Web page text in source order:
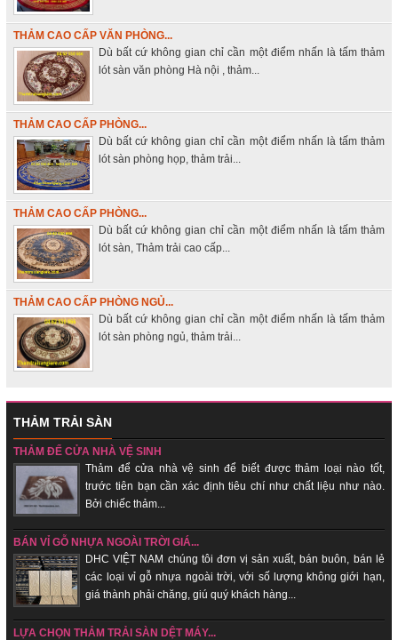
THẢM CAO CẤP VĂN PHÒNG...
Dù bất cứ không gian chỉ cần một điểm nhấn là tấm thảm
lót sàn văn phòng Hà nội , thảm...
THẢM CAO CẤP PHÒNG...
Dù bất cứ không gian chỉ cần một điểm nhấn là tấm thảm
lót sàn phòng họp, thảm trải...
THẢM CAO CẤP PHÒNG...
Dù bất cứ không gian chỉ cần một điểm nhấn là tấm thảm
lót sàn, Thảm trải cao cấp...
THẢM CAO CẤP PHÒNG NGỦ...
Dù bất cứ không gian chỉ cần một điểm nhấn là tấm thảm
lót sàn phòng ngủ, thảm trải...
THẢM TRẢI SÀN
THẢM ĐỂ CỬA NHÀ VỆ SINH
Thảm để cửa nhà vệ sinh để biết được thảm loại nào tốt,
trước tiên bạn cần xác định tiêu chí như chất liệu như nào.
Bởi chiếc thảm...
BÁN VỈ GỖ NHỰA NGOÀI TRỜI GIÁ...
DHC VIỆT NAM chúng tôi đơn vị sản xuất, bán buôn, bán lẻ
các loại vỉ gỗ nhựa ngoài trời, với số lượng không giới hạn,
giá thành phải chăng, giú quý khách hàng...
LỰA CHỌN THẢM TRẢI SÀN DỆT MÁY...